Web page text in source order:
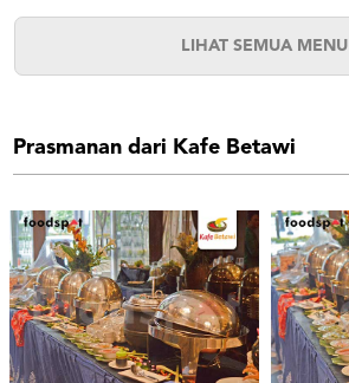
LIHAT SEMUA MENU
Prasmanan dari Kafe Betawi